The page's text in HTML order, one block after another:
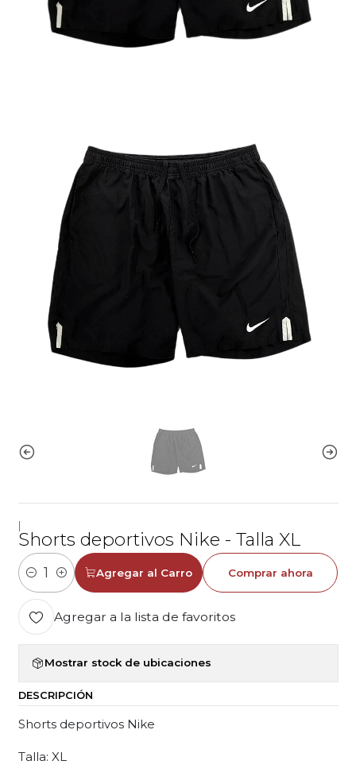
Shorts deportivos Nike - Talla XL
Cantidad
Agregar al Carro Comprar ahora
Agregar a la lista de favoritos
Mostrar stock de ubicaciones
DESCRIPCIÓN
Shorts deportivos Nike
Talla: XL